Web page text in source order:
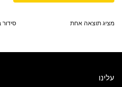
מציג תוצאה אחת
עלינו